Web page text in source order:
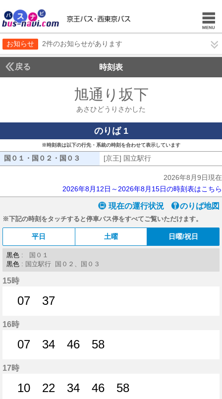
お知らせ 2件のお知らせがあります
戻る 時刻表
旭通り坂下
あさひどうりさかした
のりば 1
※時刻表は以下の行先・系統の時刻を合わせて表示しています
国０１・国０２・国０３ 国０１・国０２・国０３
[京王] 国立駅行
2026年8月9日現在
2026年8月12日～2026年8月15日の時刻表はこちら
現在の運行状況 のりば地図
※下記の時刻をタッチすると停車バス停をすべてご覧いただけます。
平日 土曜 日曜/祝日
黒色 : 国０１
黒色 : 国立駅行 国０２、国０３
15時
07
37
16時
07
34
46
58
17時
10
22
34
46
58